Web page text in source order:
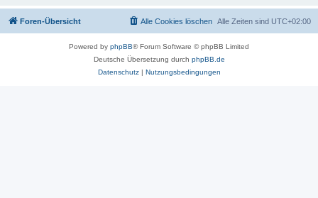
Foren-Übersicht Alle Zeiten sind UTC+02:00
Alle Cookies löschen
Powered by phpBB® Forum Software © phpBB Limited
Deutsche Übersetzung durch phpBB.de
Datenschutz| Nutzungsbedingungen